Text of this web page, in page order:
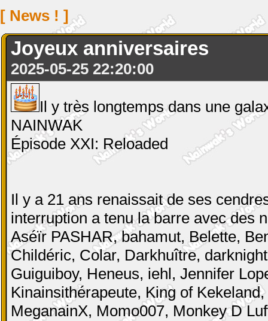
[ News ! ]
Joyeux anniversaires
2025-05-25 22:20:00
Il y très longtemps dans une
NAINWAK
Épisode XXI: Reloaded
Il y a 21 ans renaissait de ses
interruption a tenu la barre avec des
Aséïr PASHAR, bahamut, Belette,
Childéric, Colar, Darkhuître,
Guiguiboy, Heneus, iehl, Jennifer
Kinainsithérapeute, King of
MeganainX, Momo007, Monkey D